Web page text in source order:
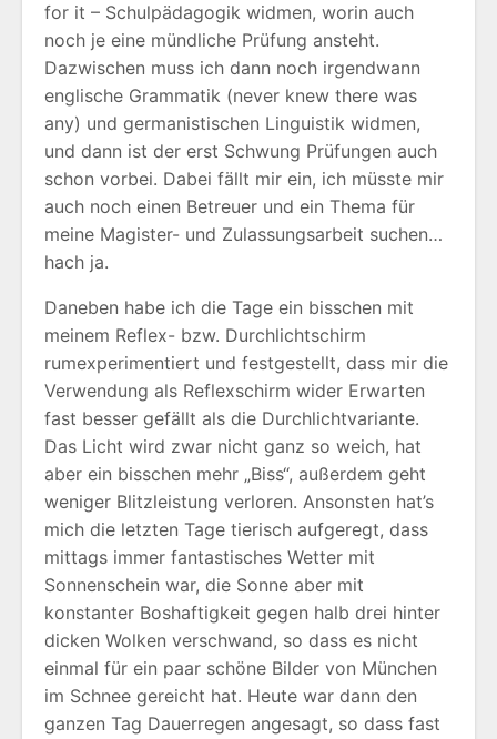
for it – Schulpädagogik widmen, worin auch
noch je eine mündliche Prüfung ansteht.
Dazwischen muss ich dann noch irgendwann
englische Grammatik (never knew there was
any) und germanistischen Linguistik widmen,
und dann ist der erst Schwung Prüfungen auch
schon vorbei. Dabei fällt mir ein, ich müsste mir
auch noch einen Betreuer und ein Thema für
meine Magister- und Zulassungsarbeit suchen…
hach ja.
Daneben habe ich die Tage ein bisschen mit
meinem Reflex- bzw. Durchlichtschirm
rumexperimentiert und festgestellt, dass mir die
Verwendung als Reflexschirm wider Erwarten
fast besser gefällt als die Durchlichtvariante.
Das Licht wird zwar nicht ganz so weich, hat
aber ein bisschen mehr „Biss“, außerdem geht
weniger Blitzleistung verloren. Ansonsten hat’s
mich die letzten Tage tierisch aufgeregt, dass
mittags immer fantastisches Wetter mit
Sonnenschein war, die Sonne aber mit
konstanter Boshaftigkeit gegen halb drei hinter
dicken Wolken verschwand, so dass es nicht
einmal für ein paar schöne Bilder von München
im Schnee gereicht hat. Heute war dann den
ganzen Tag Dauerregen angesagt, so dass fast